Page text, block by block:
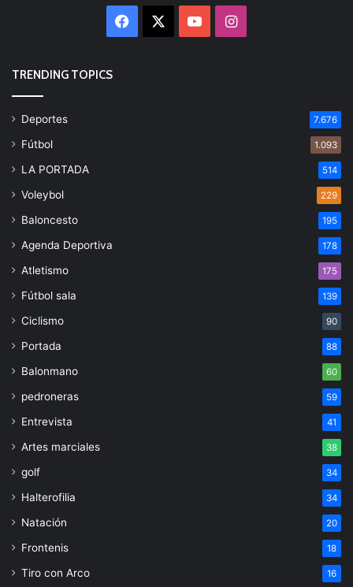
Facebook YouTubeInstagram
TRENDING TOPICS
Deportes 7.676
Fútbol 1.093
LA PORTADA 514
Voleybol 229
Baloncesto 195
Agenda Deportiva 178
Atletismo 175
Fútbol sala 139
Ciclismo 90
Portada 88
Balonmano 60
pedroneras 59
Entrevista 41
Artes marciales 38
golf 34
Halterofilia 34
Natación 20
Frontenis 18
Tiro con Arco 16